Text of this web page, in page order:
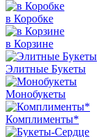
в Коробке
в Корзине
Элитные Букеты
Монобукеты
Комплименты*